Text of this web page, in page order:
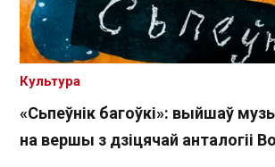
«Сьпеўнік багоўкі»: выйшаў
на вершы з дзіцячай анталогіі
Культура